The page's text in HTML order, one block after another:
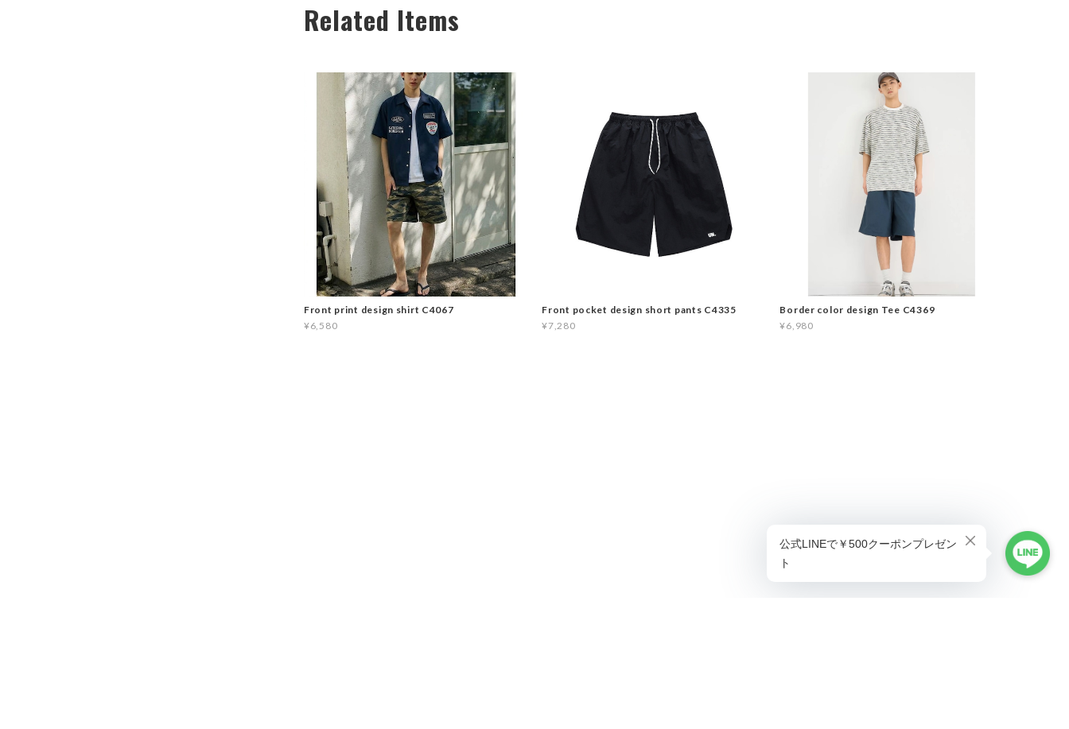
Related Items
Front print design shirt C4067
¥6,580
Front pocket design short pants C4335
¥7,280
Border color design Tee C4369
¥6,980